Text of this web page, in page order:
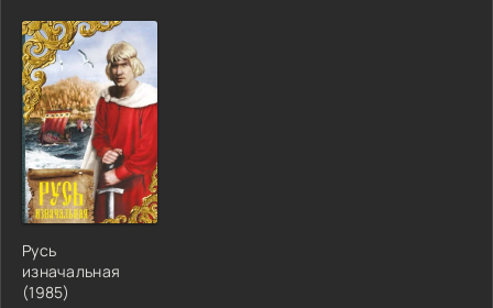
Русь
изначальная
(1985)